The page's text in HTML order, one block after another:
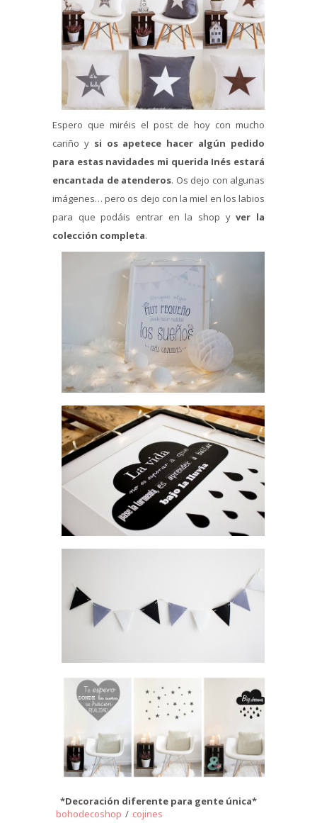
Espero que miréis el post de hoy con mucho
cariño y si os apetece hacer algún pedido
para estas navidades mi querida Inés estará
encantada de atenderos. Os dejo con algunas
imágenes… pero os dejo con la miel en los labios
para que podáis entrar en la shop yver la
colección completa.
*Decoración diferente para gente única*
bohodecoshop / cojines